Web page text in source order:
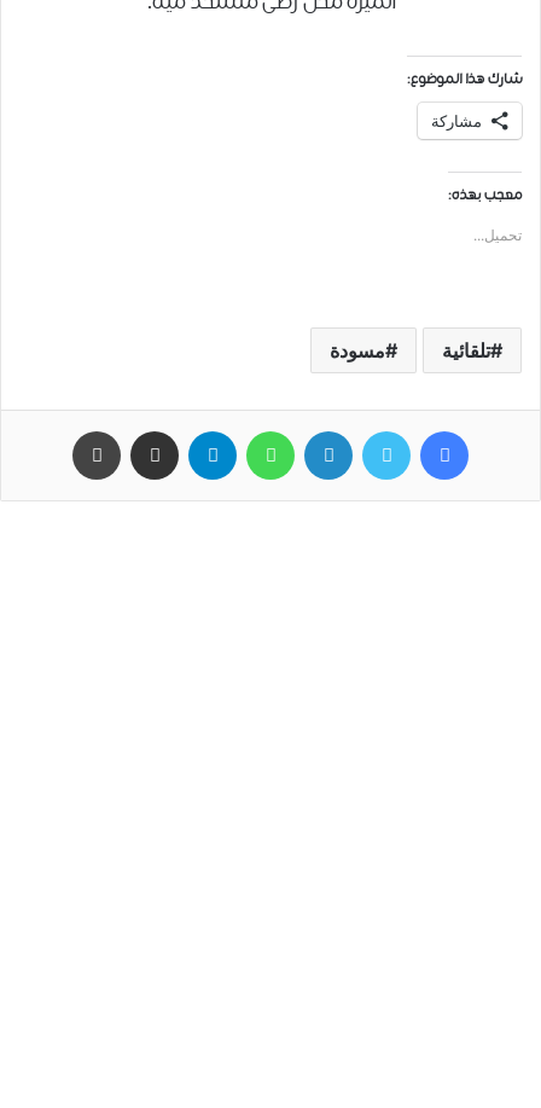
شارك هذا الموضوع:
مشاركة
معجب بهذه:
تحميل...
تلقائية مسودة
فيسبوك تويتر لينكدإن واتساب تيلقرام مشاركة عبر البريد